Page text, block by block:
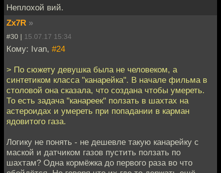
Неплохой вий.
Zx7R »
#30 | 15.07.17 15:34
Кому: Ivan, #24
> По сюжету девушка была не человеком, а
синтетиком класса "канарейка". В начале фильма в
столовой она сказала, что создана чтобы умереть.
То есть задача "канареек" ползать в шахтах на
астероидах и умереть при попадании в карман
ядовитого газа.
Логику не понять - не дешевле такую канарейку с
маской и датчиком газов пустить ползать по
шахтам? Одна кормёжка до первого раза во что